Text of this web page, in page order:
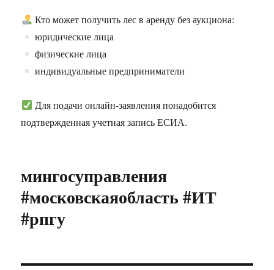
Кто может получить лес в аренду без аукциона:
юридические лица
физические лица
индивидуальные предприниматели
Для подачи онлайн-заявления понадобится
подтвержденная учетная запись ЕСИА.
мингосуправления
#московскаяобласть #ИТ
#рпгу